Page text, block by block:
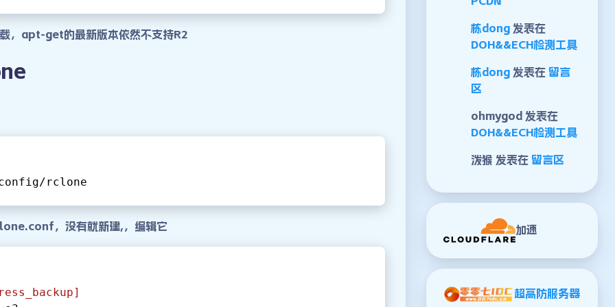
栋dong 发表在
DOH&&ECH检测工具
栋dong 发表在 留言
区
ohmygod 发表在
DOH&&ECH检测工具
泼猴 发表在 留言区
加速
超高防服务器
，apt-get的最新版本依然不支持R2
rclone
，没有就新建,，编辑它